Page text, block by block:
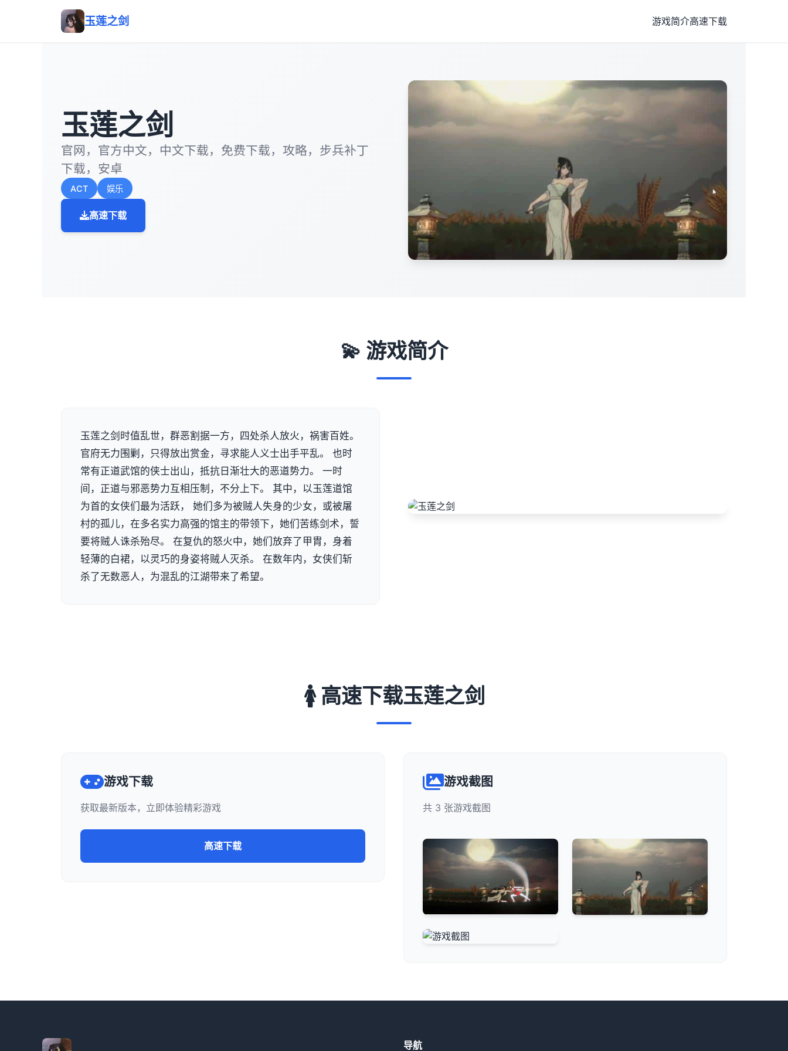
玉莲之剑 游戏简介高速下载
玉莲之剑
官网，官方中文，中文下载，免费下载，攻略，步兵补丁
下载，安卓
ACT 娱乐
高速下载
💫 游戏简介
玉莲之剑时值乱世，群恶割据一方，四处杀人放火，祸害百姓。
官府无力围剿，只得放出赏金，寻求能人义士出手平乱。 也时
常有正道武馆的侠士出山，抵抗日渐壮大的恶道势力。 一时
间，正道与邪恶势力互相压制，不分上下。 其中，以玉莲道馆
为首的女侠们最为活跃， 她们多为被贼人失身的少女，或被屠
村的孤儿，在多名实力高强的馆主的带领下，她们苦练剑术，誓
要将贼人诛杀殆尽。 在复仇的怒火中，她们放弃了甲胄，身着
轻薄的白裙，以灵巧的身姿将贼人灭杀。 在数年内，女侠们斩
杀了无数恶人，为混乱的江湖带来了希望。
🚺 高速下载玉莲之剑
游戏下载
获取最新版本，立即体验精彩游戏
高速下载
游戏截图
共 3 张游戏截图
导航